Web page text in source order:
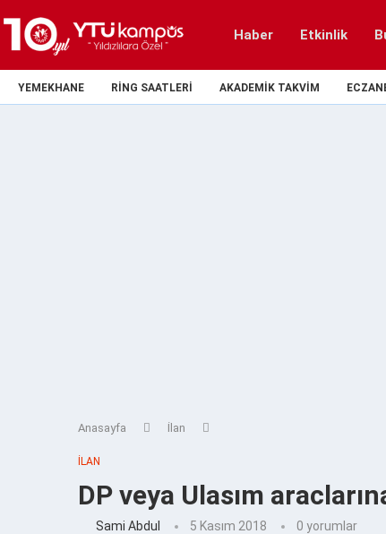
Haber Etkinlik
YEMEKHANE RING SAATLERI AKADEMIK TAKVIM
Anasayfa İlan
İLAN
DP veya Ulasım
Sami Abdul 5 Kasım 2018 0 yorumlar